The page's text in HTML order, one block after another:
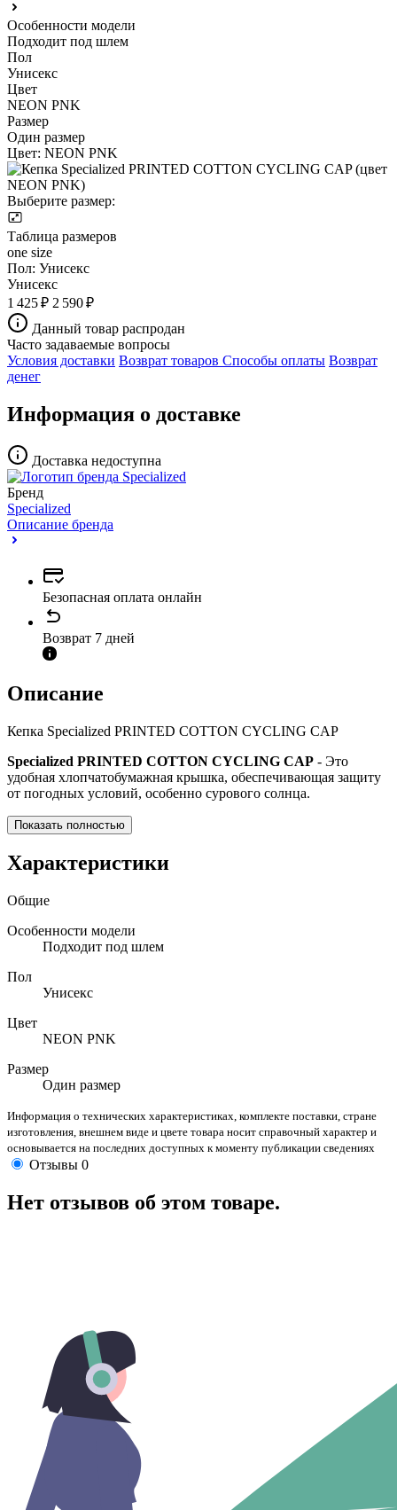
Особенности модели
Подходит под шлем
Пол
Унисекс
Цвет
NEON PNK
Размер
Один размер
Цвет: NEON PNK
Выберите размер:
Таблица размеров
one size
Пол: Унисекс
Унисекс
1 425 ₽ 2 590 ₽
Данный товар распродан
Часто задаваемые вопросы
Условия доставки Возврат товаров Способы оплаты Возврат
денег
Информация о доставке
Доставка недоступна
Бренд
Specialized
Описание бренда
Безопасная оплата онлайн
Возврат 7 дней
Описание
Кепка Specialized PRINTED COTTON CYCLING CAP
Specialized PRINTED COTTON CYCLING CAP - Это
удобная хлопчатобумажная крышка, обеспечивающая защиту
от погодных условий, особенно сурового солнца.
Показать полностью
Характеристики
Общие
Особенности модели
Подходит под шлем
Пол
Унисекс
Цвет
NEON PNK
Размер
Один размер
Информация о технических характеристиках, комплекте поставки, стране
изготовления, внешнем виде и цвете товара носит справочный характер и
основывается на последних доступных к моменту публикации сведениях
Отзывы 0
Нет отзывов об этом товаре.